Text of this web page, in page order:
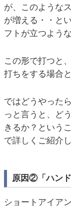
が、このような
が増える・・と
フトが立つよう
この形で打つと
打ちをする場合
ではどうやった
っと言うと、ど
きるか？という
で詳しくご紹介
原因②「ハンド
ショートアイア